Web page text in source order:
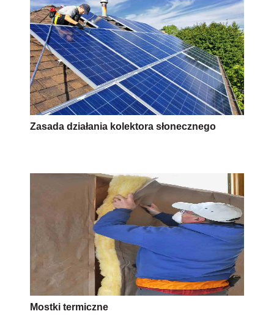
Zasada działania kolektora słonecznego
Mostki termiczne